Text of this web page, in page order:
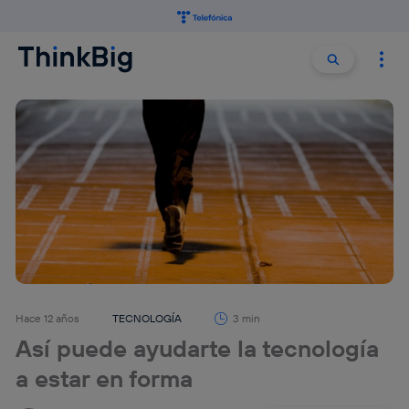
Buscar
Hace 12 años TECNOLOGÍA 3 min
Así puede ayudarte la tecnología
a estar en forma